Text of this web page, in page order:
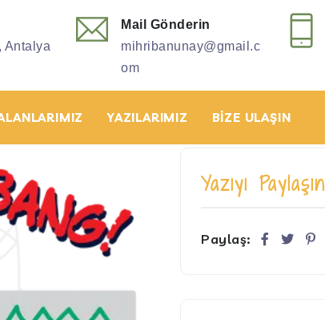
Antalya
Mail Gönderin
mihribanunay@gmail.c
om
YAZILARIMIZ BIZE ULAŞIN
Yazıyı Paylaşın
Paylaş: